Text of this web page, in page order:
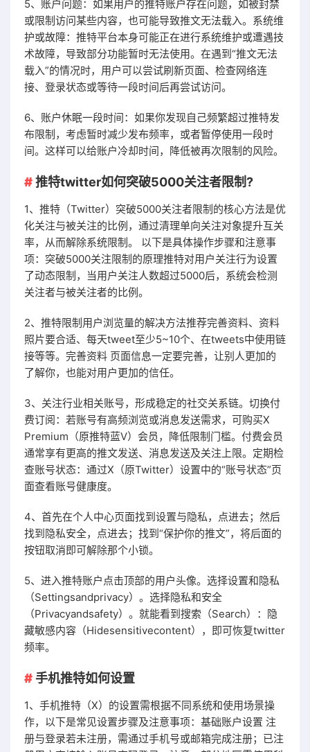
5、账户问题：如果用户的推特账户存在问题，如被封禁
或限制访问某些内容，也可能导致推文无法载入。系统维
护或故障：推特平台本身可能正在进行系统维护或遭遇技
术故障，导致部分功能暂时无法使用。在遇到“推文无法
载入”的情况时，用户可以尝试刷新页面、检查网络连
接、登录状态或等待一段时间后再尝试访问。
6、账户休眠一段时间：如果你发现自己频繁超过推特发
布限制，考虑暂时减少发布频率，或者暂停使用一段时
间。这样可以给账户冷却时间，降低被再次限制的风险。
推特twitter如何突破5000关注者限制?
1、推特（Twitter）突破5000关注者限制的核心方法是优
化关注与被关注的比例，通过清理单向关注对象提升互关
率，从而解除系统限制。 以下是具体操作步骤和注意事
项：突破5000关注限制的原理推特对用户关注行为设置
了动态限制，当用户关注人数超过5000后，系统会检测
关注者与被关注者的比例。
2、推特限制用户浏览量的解决方法推荐完善资料、资料
照片要合适、每天tweet至少5~10个、在tweets中使用链
接等等。完善资料 页面信息一定要完善，让别人更加的
了解你，也能对用户更加的信任。
3、关注行业相关账号，形成稳定的社交关系链。切换付
费订阅：若账号有高频浏览或消息发送需求，可购买X
Premium（原推特蓝V）会员，降低限制门槛。付费会员
通常享有更高的推文发送、消息发送及关注上限。定期检
查账号状态：通过X（原Twitter）设置中的“账号状态”页
面查看账号健康度。
4、首先在个人中心页面找到设置与隐私，点进去；然后
找到隐私安全，点进去；找到“保护你的推文”，将后面的
按钮取消即可解除那个小锁。
5、进入推特账户点击顶部的用户头像。选择设置和隐私
（Settingsandprivacy）。选择隐私和安全
（Privacyandsafety）。就能看到搜索（Search）：隐
藏敏感内容（Hidesensitivecontent），即可恢复twitter
频率。
手机推特如何设置
1、手机推特（X）的设置需根据不同系统和使用场景操
作，以下是常见设置步骤及注意事项：基础账户设置 注
册与登录若未注册，需通过手机号或邮箱完成注册；已注